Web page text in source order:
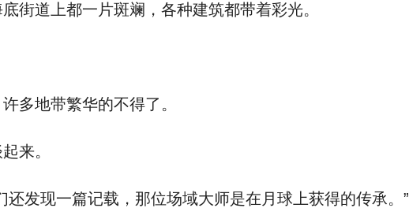
道上都一片斑斓，各种建筑都带着彩光。
地带繁华的不得了。
来。
发现一篇记载，那位场域大师是在月球上获得的传承。”